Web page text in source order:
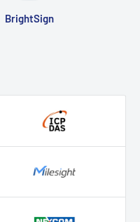
BrightSign